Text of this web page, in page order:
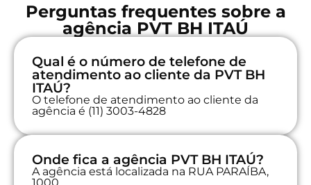
Perguntas frequentes sobre a
agência PVT BH ITAÚ
Qual é o número de telefone de
atendimento ao cliente da PVT BH
ITAÚ?
O telefone de atendimento ao cliente da
agência é (11) 3003-4828
Onde fica a agência PVT BH ITAÚ?
A agência está localizada na RUA PARAÍBA,